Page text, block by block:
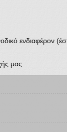
ενδιαφέρον
μας.